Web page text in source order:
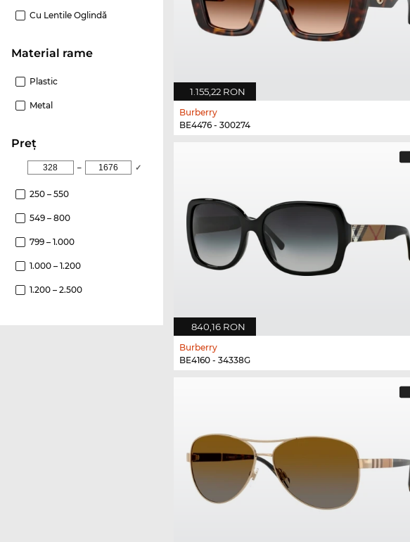
Cu Lentile Oglindă
Material rame
Plastic
Metal
Preţ
– ✓
250 – 550
549 – 800
799 – 1.000
1.000 – 1.200
1.200 – 2.500
1.155,22 RON
Burberry
BE4476 - 300274
840,16 RON
Burberry
BE4160 - 34338G